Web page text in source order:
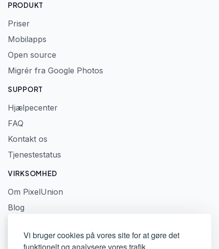
Vi bruger cookies på vores site for at gøre det
PRODUKT
Priser
Mobilapps
Open source
Migrér fra Google Photos
SUPPORT
Hjælpecenter
FAQ
Kontakt os
Tjenestestatus
VIRKSOMHED
Om PixelUnion
Blog
Privatlivspolitik